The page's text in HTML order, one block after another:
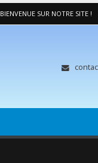
BIENVENUE SUR NOTRE SITE !